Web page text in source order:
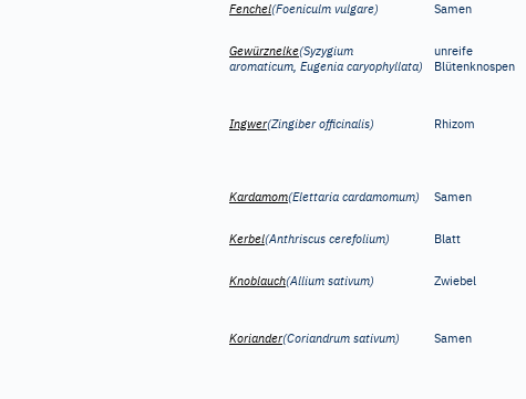
Fenchel(Foeniculm vulgare) Samen
Gewürznelke(Syzygium
aromaticum, Eugenia caryophyllata)
unreife
Blütenknospen
Ingwer(Zingiber officinalis) Rhizom
Kardamom(Elettaria cardamomum) Samen
Kerbel(Anthriscus cerefolium) Blatt
Knoblauch(Allium sativum) Zwiebel
Koriander(Coriandrum sativum) Samen